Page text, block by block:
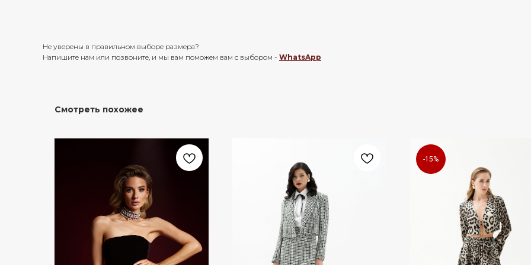
Не уверены в правильном выборе размера?
Напишите нам или позвоните, и мы вам поможем вам с выбором - WhatsApp
Смотреть похожее
-15%